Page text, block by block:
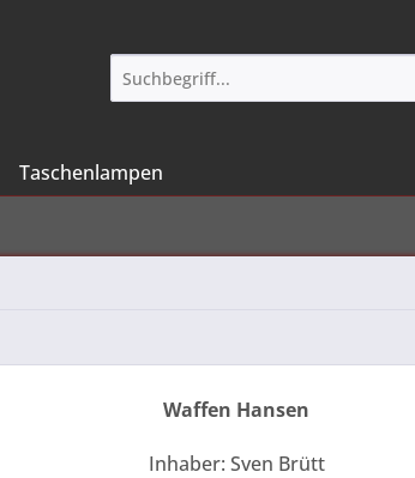
Taschenlampen
Waffen Hansen
Inhaber: Sven Brütt